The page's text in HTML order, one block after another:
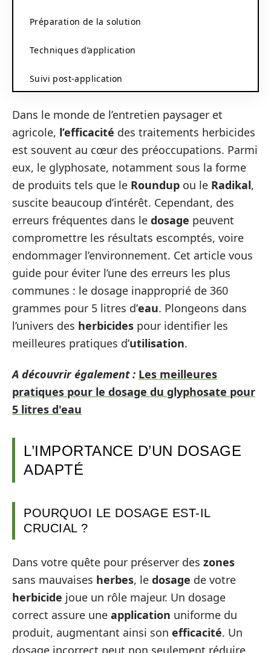
Préparation de la solution
Techniques d’application
Suivi post-application
Dans le monde de l’entretien paysager et
agricole, l’efficacité des traitements herbicides
est souvent au cœur des préoccupations. Parmi
eux, le glyphosate, notamment sous la forme
de produits tels que le Roundup ou le Radikal,
suscite beaucoup d’intérêt. Cependant, des
erreurs fréquentes dans le dosage peuvent
compromettre les résultats escomptés, voire
endommager l’environnement. Cet article vous
guide pour éviter l’une des erreurs les plus
communes : le dosage inapproprié de 360
grammes pour 5 litres d’eau. Plongeons dans
l’univers des herbicides pour identifier les
meilleures pratiques d’utilisation.
A découvrir également : Les meilleures
pratiques pour le dosage du glyphosate pour
5 litres d'eau
L’IMPORTANCE D’UN DOSAGE
ADAPTÉ
POURQUOI LE DOSAGE EST-IL
CRUCIAL ?
Dans votre quête pour préserver des zones
sans mauvaises herbes, le dosage de votre
herbicide joue un rôle majeur. Un dosage
correct assure une application uniforme du
produit, augmentant ainsi son efficacité. Un
dosage incorrect peut non seulement réduire